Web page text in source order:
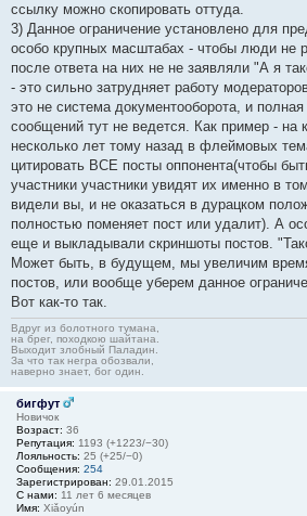
ссылку можно скопировать оттуда.
3) Данное ограничение установлено для
особо крупных масштабах - чтобы люди не
после ответа на них не не заявляли "А я
- это сильно затрудняет работу
это не система документооборота, и
сообщений тут не ведется. Как пример - на
несколько лет тому назад в флеймовых
цитировать ВСЕ посты оппонента(чтобы
участники участники увидят их именно в
видели вы, и не оказаться в дурацком
полностью поменяет пост или удалит). А
еще и выкладывали скриншоты постов.
Может быть, в будущем, мы увеличим
постов, или вообще уберем данное
Вот как-то так.
Вдруг из болотного тумана,
на брег, походкою шайтана.
Выходит злобный Паладин.
За что так негра обозвали,
наверно знает, бог один.
бигфут
Новичок
Возраст: 36
Репутация: 1193 (+1223/−30)
Лояльность: 25 (+25/−0)
Сообщения: 254
Зарегистрирован: 29.01.2015
С нами: 11 лет 6 месяцев
Имя: Xiǎoyún